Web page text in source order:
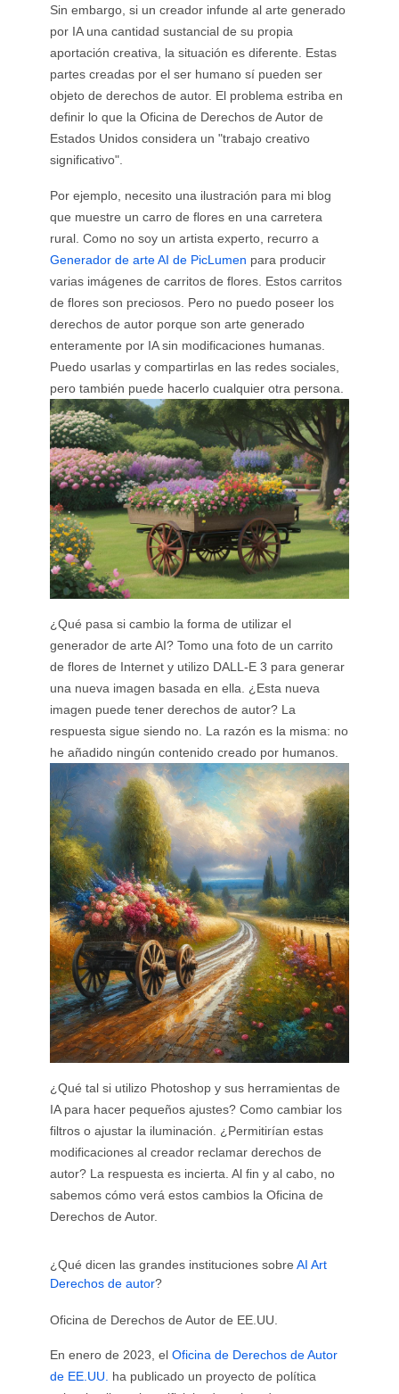
Sin embargo, si un creador infunde al arte generado
por IA una cantidad sustancial de su propia
aportación creativa, la situación es diferente. Estas
partes creadas por el ser humano sí pueden ser
objeto de derechos de autor. El problema estriba en
definir lo que la Oficina de Derechos de Autor de
Estados Unidos considera un "trabajo creativo
significativo".
Por ejemplo, necesito una ilustración para mi blog
que muestre un carro de flores en una carretera
rural. Como no soy un artista experto, recurro a
Generador de arte AI de PicLumen para producir
varias imágenes de carritos de flores. Estos carritos
de flores son preciosos. Pero no puedo poseer los
derechos de autor porque son arte generado
enteramente por IA sin modificaciones humanas.
Puedo usarlas y compartirlas en las redes sociales,
pero también puede hacerlo cualquier otra persona.
¿Qué pasa si cambio la forma de utilizar el
generador de arte AI? Tomo una foto de un carrito
de flores de Internet y utilizo DALL-E 3 para generar
una nueva imagen basada en ella. ¿Esta nueva
imagen puede tener derechos de autor? La
respuesta sigue siendo no. La razón es la misma: no
he añadido ningún contenido creado por humanos.
¿Qué tal si utilizo Photoshop y sus herramientas de
IA para hacer pequeños ajustes? Como cambiar los
filtros o ajustar la iluminación. ¿Permitirían estas
modificaciones al creador reclamar derechos de
autor? La respuesta es incierta. Al fin y al cabo, no
sabemos cómo verá estos cambios la Oficina de
Derechos de Autor.
¿Qué dicen las grandes instituciones sobre AI Art
Derechos de autor?
Oficina de Derechos de Autor de EE.UU.
En enero de 2023, el Oficina de Derechos de Autor
de EE.UU.
ha publicado un proyecto de política